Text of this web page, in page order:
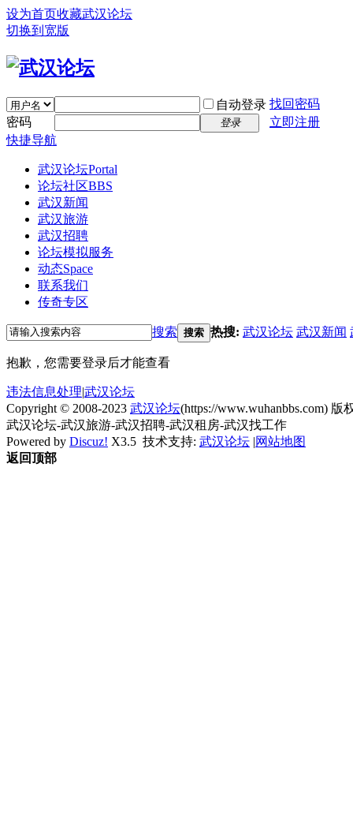
设为首页收藏武汉论坛
切换到宽版
自动登录 找回密码
密码
登录
立即注册
快捷导航
武汉论坛Portal
论坛社区BBS
武汉新闻
武汉旅游
武汉招聘
论坛模拟服务
动态Space
联系我们
传奇专区
搜索 搜索 热搜: 武汉论坛 武汉新闻
抱歉，您需要登录后才能查看
违法信息处理|武汉论坛
Copyright © 2008-2023 武汉论坛(https://www.wuhanbbs.com) 版
武汉论坛-武汉旅游-武汉招聘-武汉租房-武汉找工作
Powered by Discuz! X3.5 技术支持: 武汉论坛 |网站地图
返回顶部